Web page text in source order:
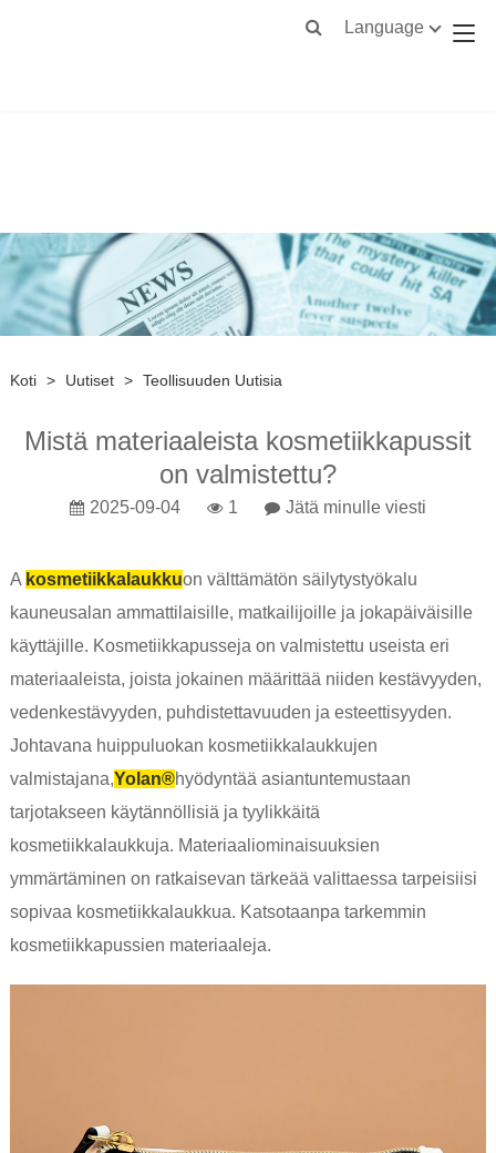
Language
Koti > Uutiset > Teollisuuden Uutisia
Mistä materiaaleista kosmetiikkapussit
on valmistettu?
2025-09-04 1 Jätä minulle viesti
A kosmetiikkalaukkuon välttämätön säilytystyökalu
kauneusalan ammattilaisille, matkailijoille ja jokapäiväisille
käyttäjille. Kosmetiikkapusseja on valmistettu useista eri
materiaaleista, joista jokainen määrittää niiden kestävyyden,
vedenkestävyyden, puhdistettavuuden ja esteettisyyden.
Johtavana huippuluokan kosmetiikkalaukkujen
valmistajana,Yolan®hyödyntää asiantuntemustaan ​​
tarjotakseen käytännöllisiä ja tyylikkäitä
kosmetiikkalaukkuja. Materiaaliominaisuuksien
ymmärtäminen on ratkaisevan tärkeää valittaessa tarpeisiisi
sopivaa kosmetiikkalaukkua. Katsotaanpa tarkemmin
kosmetiikkapussien materiaaleja.